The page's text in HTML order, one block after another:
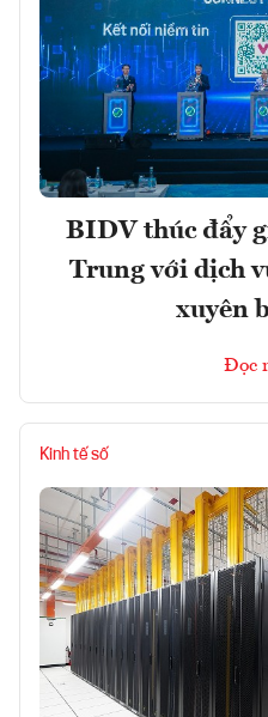
BIDV thúc đẩy
Trung với dịch
xuyên
Đọc
Kinh tế số